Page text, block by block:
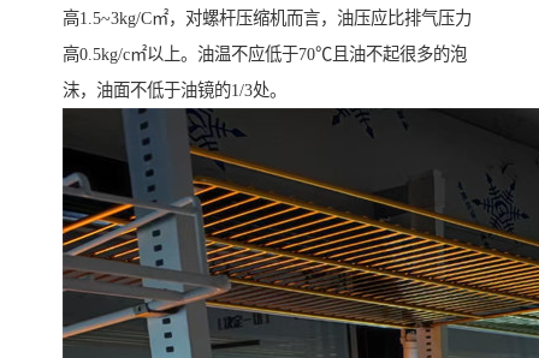
高1.5~3kg/C㎡，对螺杆压缩机而言，油压应比排气压力
高0.5kg/c㎡以上。油温不应低于70℃且油不起很多的泡
沫，油面不低于油镜的1/3处。